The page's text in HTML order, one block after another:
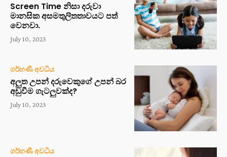
Screen Time නිසා දරුවා
මානසික අසමතුලිතතාවයට පත්
වෙනවා.
July 10, 2023
ගර්භණී අවධිය
අලුත උපන් දරුවෙකුගේ උපන් බර
අඩුවීම ගැටලුවක්ද?
July 10, 2023
ගර්භණී අවධිය